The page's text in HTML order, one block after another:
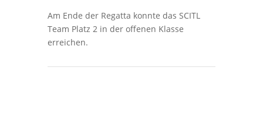
Am Ende der Regatta konnte das SCITL
Team Platz 2 in der offenen Klasse
erreichen.